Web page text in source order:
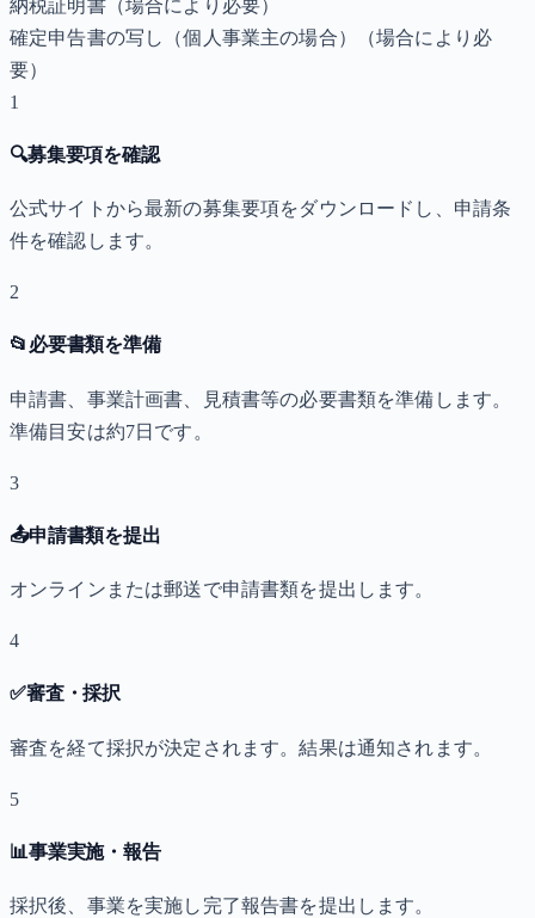
納税証明書（場合により必要）
確定申告書の写し（個人事業主の場合）
（場合により必
要）
1
🔍募集要項を確認
公式サイトから最新の募集要項をダウンロードし、申請条
件を確認します。
2
📂 必要書類を準備
申請書、事業計画書、見積書等の必要書類を準備します。
準備目安は約7日です。
3
📤申請書類を提出
オンラインまたは郵送で申請書類を提出します。
4
✅審査・採択
審査を経て採択が決定されます。結果は通知されます。
5
📊事業実施・報告
採択後、事業を実施し完了報告書を提出します。